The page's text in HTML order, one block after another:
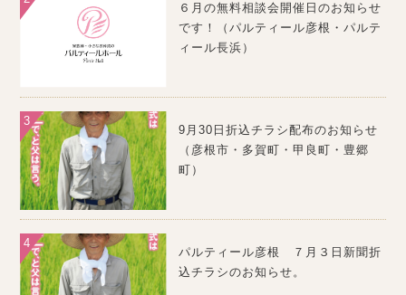
６月の無料相談会開催日のお知らせ
です！（パルティール彦根・パルテ
ィール長浜）
9月30日折込チラシ配布のお知らせ
（彦根市・多賀町・甲良町・豊郷
町）
パルティール彦根 ７月３日新聞折
込チラシのお知らせ。